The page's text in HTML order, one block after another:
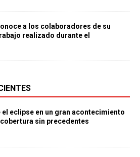
a los colaboradores de su
realizado durante el
eclipse en un gran acontecimiento
sin precedentes